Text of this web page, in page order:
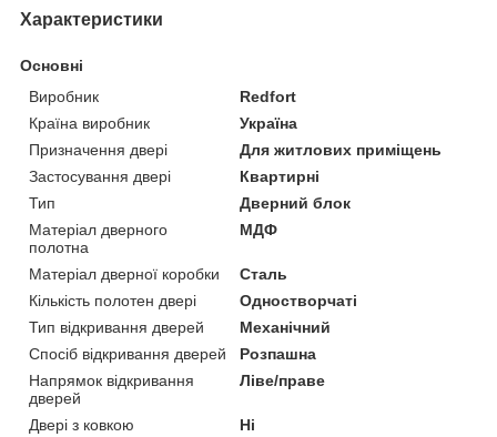
Характеристики
Основні
Виробник
Redfort
Країна виробник
Україна
Призначення двері
Для житлових приміщень
Застосування двері
Квартирні
Тип
Дверний блок
Матеріал дверного
полотна
МДФ
Матеріал дверної коробки
Сталь
Кількість полотен двері
Одностворчаті
Тип відкривання дверей
Механічний
Спосіб відкривання дверей
Розпашна
Напрямок відкривання
дверей
Ліве/праве
Двері з ковкою
Ні